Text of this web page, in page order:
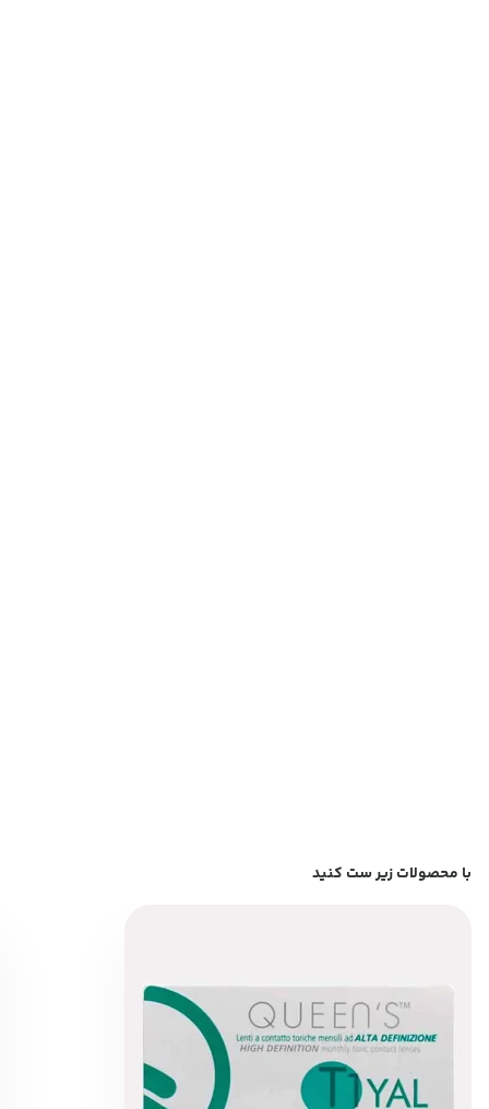
با محصولات زیر ست کنید